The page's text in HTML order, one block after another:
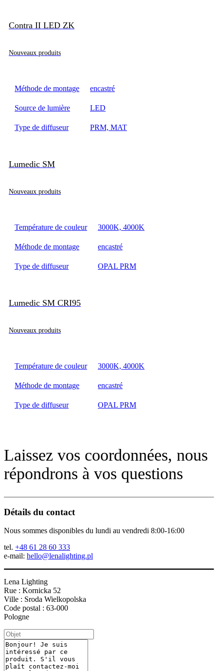
Contra II LED ZK
Nouveaux produits
Méthode de montage encastré
Source de lumière LED
Type de diffuseur PRM, MAT
Lumedic SM
Nouveaux produits
Température de couleur 3000K, 4000K
Méthode de montage encastré
Type de diffuseur OPAL PRM
Lumedic SM CRI95
Nouveaux produits
Température de couleur 3000K, 4000K
Méthode de montage encastré
Type de diffuseur OPAL PRM
Laissez vos coordonnées, nous
répondrons à vos questions
Détails du contact
Nous sommes disponibles du lundi au vendredi 8:00-16:00
tel. +48 61 28 60 333
e-mail: hello@lenalighting.pl
Lena Lighting
Rue : Kornicka 52
Ville : Sroda Wielkopolska
Code postal : 63-000
Pologne